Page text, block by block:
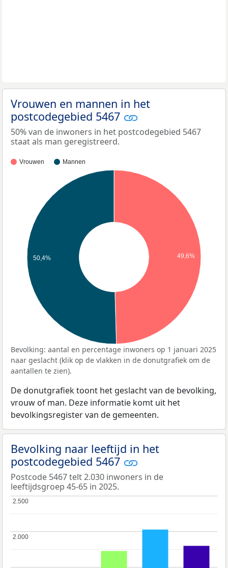
Vrouwen en mannen in het
postcodegebied 5467
50% van de inwoners in het postcodegebied 5467
staat als man geregistreerd.
Vrouwen Mannen
49,6%
50,4%
Bevolking: aantal en percentage inwoners op 1 januari 2025
naar geslacht (klik op de vlakken in de donutgrafiek om de
aantallen te zien).
De donutgrafiek toont het geslacht van de bevolking,
vrouw of man. Deze informatie komt uit het
bevolkingsregister van de gemeenten.
Bevolking naar leeftijd in het
postcodegebied 5467
Postcode 5467 telt 2.030 inwoners in de
leeftijdsgroep 45-65 in 2025.
2.000
2.000
2.500
2.500